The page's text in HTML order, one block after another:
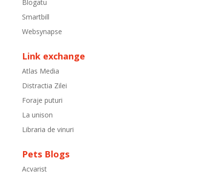
Blogatu
Smartbill
Websynapse
Link exchange
Atlas Media
Distractia Zilei
Foraje puturi
La unison
Libraria de vinuri
Pets Blogs
Acvarist